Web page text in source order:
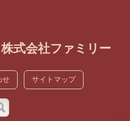
株式会社ファミリー
せ サイトマップ